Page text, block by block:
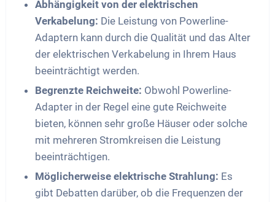
Abhängigkeit von der elektrischen
Verkabelung: Die Leistung von Powerline-
Adaptern kann durch die Qualität und das Alter
der elektrischen Verkabelung in Ihrem Haus
beeinträchtigt werden.
Begrenzte Reichweite: Obwohl Powerline-
Adapter in der Regel eine gute Reichweite
bieten, können sehr große Häuser oder solche
mit mehreren Stromkreisen die Leistung
beeinträchtigen.
Möglicherweise elektrische Strahlung: Es
gibt Debatten darüber, ob die Frequenzen der